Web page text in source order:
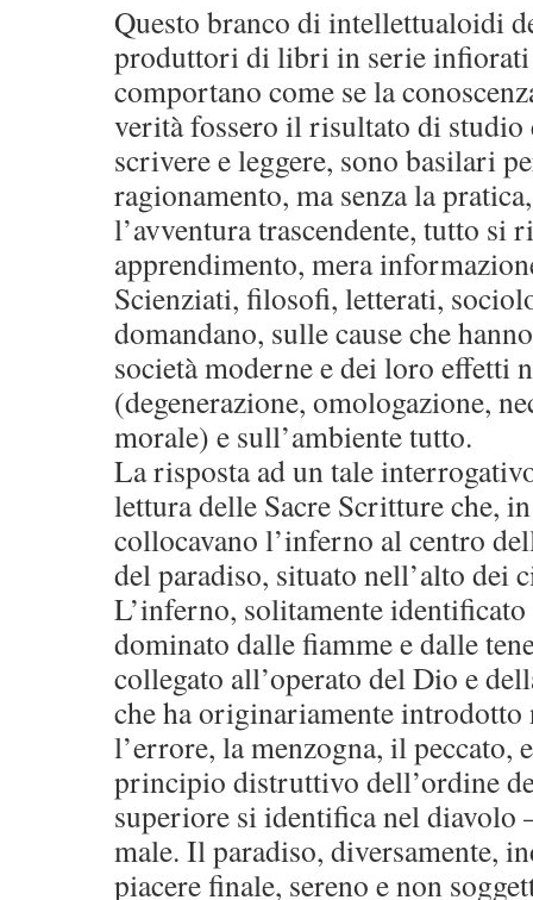
Questo branco di intellettualoidi
produttori di libri in serie
comportano come se la
verità fossero il risultato di studio
scrivere e leggere, sono basilari
ragionamento, ma senza la
l’avventura trascendente, tutto si
apprendimento, mera
Scienziati, filosofi, letterati,
domandano, sulle cause che
società moderne e dei loro effetti
(degenerazione, omologazione,
morale) e sull’ambiente tutto.
La risposta ad un tale
lettura delle Sacre Scritture che,
collocavano l’inferno al centro
del paradiso, situato nell’alto dei
L’inferno, solitamente
dominato dalle fiamme e dalle
collegato all’operato del Dio e
che ha originariamente introdotto
l’errore, la menzogna, il peccato,
principio distruttivo dell’ordine
superiore si identifica nel diavolo
male. Il paradiso, diversamente,
piacere finale, sereno e non